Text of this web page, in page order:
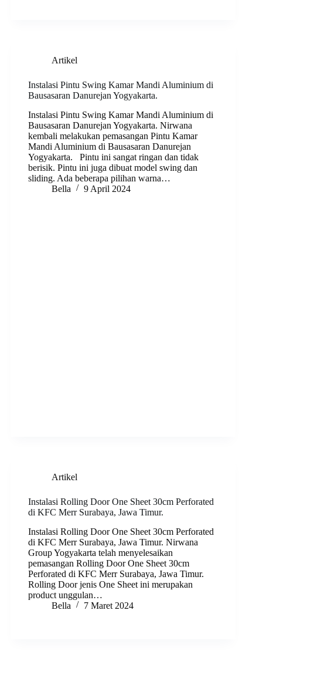
Artikel
Instalasi Pintu Swing Kamar Mandi Aluminium di
Bausasaran Danurejan Yogyakarta.
Instalasi Pintu Swing Kamar Mandi Aluminium di
Bausasaran Danurejan Yogyakarta. Nirwana
kembali melakukan pemasangan Pintu Kamar
Mandi Aluminium di Bausasaran Danurejan
Yogyakarta. Pintu ini sangat ringan dan tidak
berisik. Pintu ini juga dibuat model swing dan
sliding. Ada beberapa pilihan warna…
Bella
9 April 2024
Artikel
Instalasi Rolling Door One Sheet 30cm Perforated
di KFC Merr Surabaya, Jawa Timur.
Instalasi Rolling Door One Sheet 30cm Perforated
di KFC Merr Surabaya, Jawa Timur. Nirwana
Group Yogyakarta telah menyelesaikan
pemasangan Rolling Door One Sheet 30cm
Perforated di KFC Merr Surabaya, Jawa Timur.
Rolling Door jenis One Sheet ini merupakan
product unggulan…
Bella
7 Maret 2024